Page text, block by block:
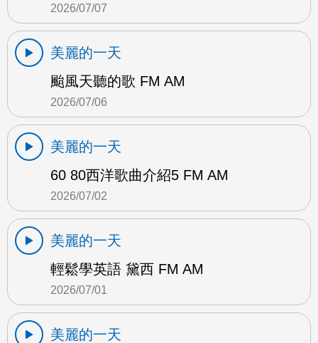
2026/07/07
美麗的一天
颱風天聽的歌 FM AM
2026/07/06
美麗的一天
60 80西洋歌曲介紹5 FM AM
2026/07/02
美麗的一天
輕鬆學英語 黛西 FM AM
2026/07/01
美麗的一天